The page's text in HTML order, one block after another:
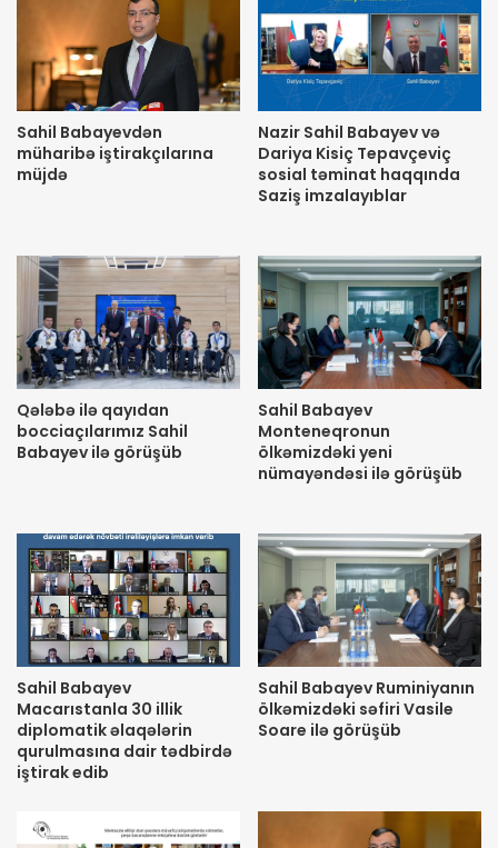
Sahil Babayevdən
müharibə iştirakçılarına
müjdə
Nazir Sahil Babayev və
Dariya Kisiç Tepavçeviç
sosial təminat haqqında
Saziş imzalayıblar
Qələbə ilə qayıdan
bocciaçılarımız Sahil
Babayev ilə görüşüb
Sahil Babayev
Monteneqronun
ölkəmizdəki yeni
nümayəndəsi ilə görüşüb
Sahil Babayev
Macarıstanla 30 illik
diplomatik əlaqələrin
qurulmasına dair tədbirdə
iştirak edib
Sahil Babayev Ruminiyanın
ölkəmizdəki səfiri Vasile
Soare ilə görüşüb